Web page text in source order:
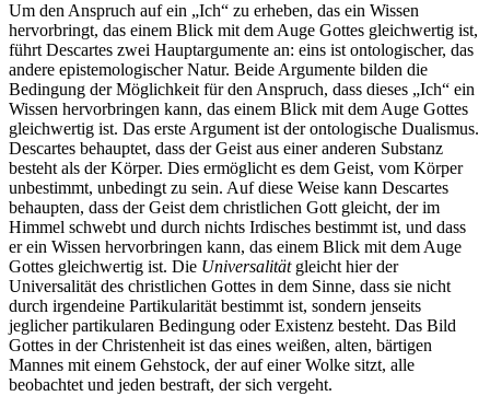
Um den Anspruch auf ein „Ich“ zu erheben, das ein Wissen
hervorbringt, das einem Blick mit dem Auge Gottes gleichwertig ist,
führt Descartes zwei Hauptargumente an: eins ist ontologischer, das
andere epistemologischer Natur. Beide Argumente bilden die
Bedingung der Möglichkeit für den Anspruch, dass dieses „Ich“ ein
Wissen hervorbringen kann, das einem Blick mit dem Auge Gottes
gleichwertig ist. Das erste Argument ist der ontologische Dualismus.
Descartes behauptet, dass der Geist aus einer anderen Substanz
besteht als der Körper. Dies ermöglicht es dem Geist, vom Körper
unbestimmt, unbedingt zu sein. Auf diese Weise kann Descartes
behaupten, dass der Geist dem christlichen Gott gleicht, der im
Himmel schwebt und durch nichts Irdisches bestimmt ist, und dass
er ein Wissen hervorbringen kann, das einem Blick mit dem Auge
Gottes gleichwertig ist. Die Universalitätgleicht hier der
Universalität des christlichen Gottes in dem Sinne, dass sie nicht
durch irgendeine Partikularität bestimmt ist, sondern jenseits
jeglicher partikularen Bedingung oder Existenz besteht. Das Bild
Gottes in der Christenheit ist das eines weißen, alten, bärtigen
Mannes mit einem Gehstock, der auf einer Wolke sitzt, alle
beobachtet und jeden bestraft, der sich vergeht.